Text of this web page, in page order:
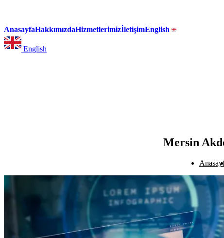
AnasayfaHakkımızdaHizmetlerimizİletişimEnglish
English
Mersin